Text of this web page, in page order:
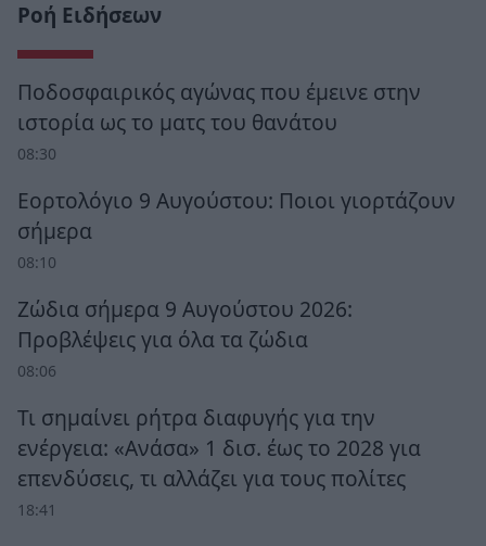
Ροή Ειδήσεων
Ποδοσφαιρικός αγώνας που έμεινε στην
ιστορία ως το ματς του θανάτου
08:30
Εορτολόγιο 9 Αυγούστου: Ποιοι γιορτάζουν
σήμερα
08:10
Ζώδια σήμερα 9 Αυγούστου 2026:
Προβλέψεις για όλα τα ζώδια
08:06
Τι σημαίνει ρήτρα διαφυγής για την
ενέργεια: «Ανάσα» 1 δισ. έως το 2028 για
επενδύσεις, τι αλλάζει για τους πολίτες
18:41